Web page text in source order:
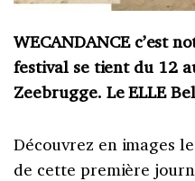
WECANDANCE c’est
festival se tient du 12
Zeebrugge. Le ELLE
Découvrez en images
de cette première